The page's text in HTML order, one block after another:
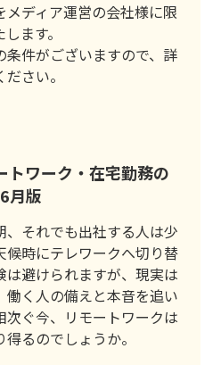
ディア運営の会社様に限
ます。
条件がございますので、詳
さい。
トワーク・在宅勤務の
月版
、それでも出社する人は少
候時にテレワークへ切り替
は避けられますが、現実は
働く人の備えと本音を追い
次ぐ今、リモートワークは
るのでしょうか。